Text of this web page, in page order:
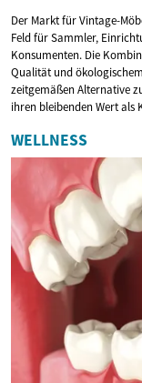
Der Markt für Vintage-
Feld für Sammler,
Konsumenten. Die
Qualität und
zeitgemäßen Alternative
ihren bleibenden Wert
WELLNESS